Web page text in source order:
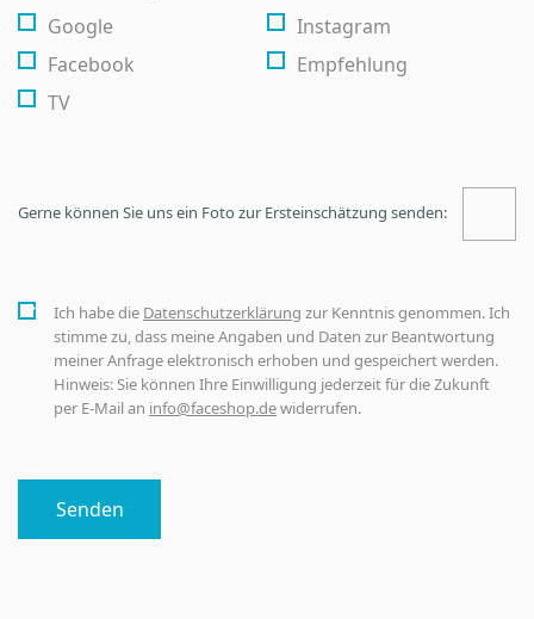
Google
Instagram
Facebook
Empfehlung
TV
Gerne können Sie uns ein Foto zur Ersteinschätzung senden:
Ich habe die Datenschutzerklärung zur Kenntnis genommen. Ich
stimme zu, dass meine Angaben und Daten zur Beantwortung
meiner Anfrage elektronisch erhoben und gespeichert werden.
Hinweis: Sie können Ihre Einwilligung jederzeit für die Zukunft
per E-Mail an info@faceshop.dewiderrufen.
Senden